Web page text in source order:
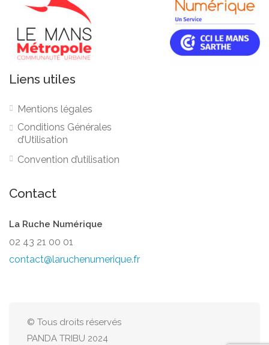
Liens utiles
Mentions légales
Conditions Générales
d’Utilisation
Convention d’utilisation
Contact
La Ruche Numérique
02 43 21 00 01
contact@laruchenumerique.fr
© Tous droits réservés
PANDA TRIBU 2024